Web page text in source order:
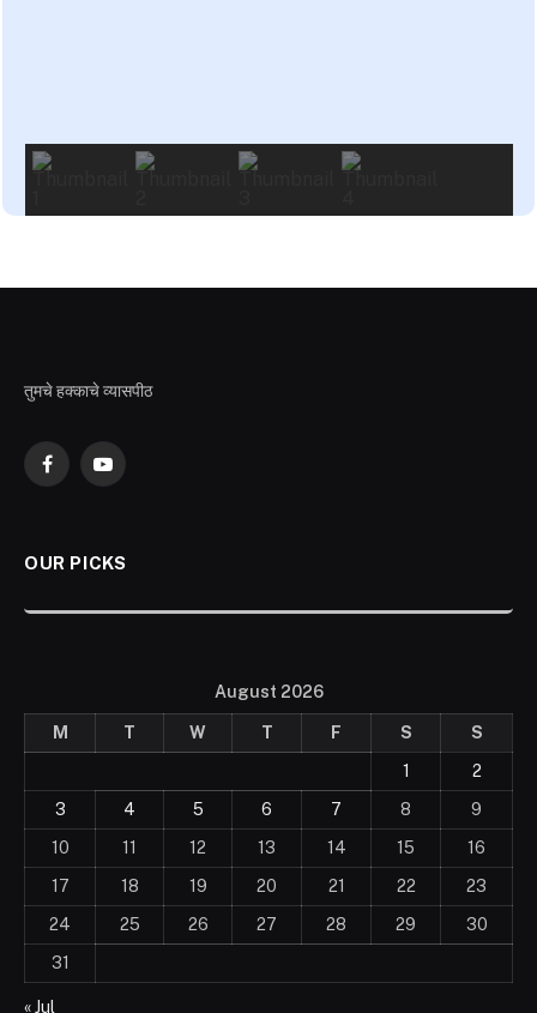
तुमचे हक्काचे व्यासपीठ
FacebookYouTube
OUR PICKS
August 2026
M T W T F S
S
1
2
3
4 5 6 7 8
9
10
11 12 13 14 15
16
17
18 19 20 21 22
23
24
25 26 27 28 29
30
31
« Jul